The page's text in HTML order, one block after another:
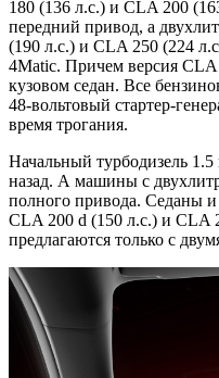
180 (136 л.с.) и CLA 200
передний привод, а
(190 л.с.) и CLA 250 (224
4Matic. Причем версия
кузовом седан. Все
48-вольтовый стартер-
время трогания.
Начальный турбодизель
назад. А машины с
полного привода. Седаны
CLA 200 d (150 л.с.) и CLA
предлагаются только с